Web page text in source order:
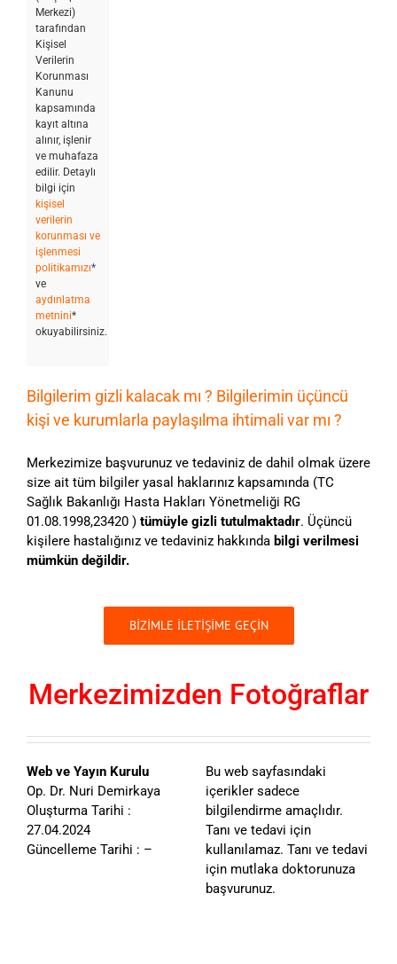
Merkezi)
tarafından
Kişisel
Verilerin
Korunması
Kanunu
kapsamında
kayıt altına
alınır, işlenir
ve muhafaza
edilir. Detaylı
bilgi için
kişisel
verilerin
korunması ve
işlenmesi
politikamızı*
ve
aydınlatma
metnini*
okuyabilirsiniz.
Bilgilerim gizli kalacak mı ? Bilgilerimin üçüncü
kişi ve kurumlarla paylaşılma ihtimali var mı ?
Merkezimize başvurunuz ve tedaviniz de dahil olmak üzere
size ait tüm bilgiler yasal haklarınız kapsamında (TC
Sağlık Bakanlığı Hasta Hakları Yönetmeliği RG
01.08.1998,23420 ) tümüyle gizli tutulmaktadır. Üçüncü
kişilere hastalığınız ve tedaviniz hakkında bilgi verilmesi
mümkün değildir.
BİZİMLE İLETİŞİME GEÇİN
Merkezimizden Fotoğraflar
Web ve Yayın Kurulu
Op. Dr. Nuri Demirkaya
Oluşturma Tarihi :
27.04.2024
Güncelleme Tarihi : –
Bu web sayfasındaki
içerikler sadece
bilgilendirme amaçlıdır.
Tanı ve tedavi için
kullanılamaz. Tanı ve tedavi
için mutlaka doktorunuza
başvurunuz.